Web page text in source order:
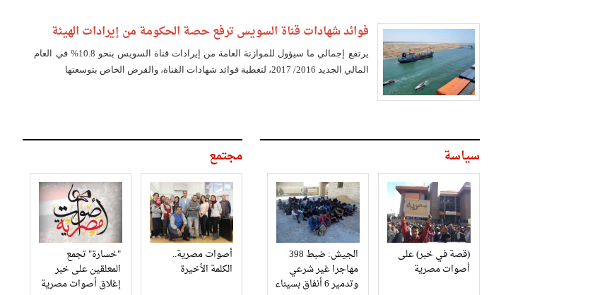
فوائد شهادات قناة السويس ترفع حصة الحكومة من إيرادات الهيئة
يرتفع إجمالي ما سيؤول للموازنة العامة من إيرادات قناة السويس بنحو 10.8% في العام
المالي الجديد 2016/ 2017، لتغطية فوائد شهادات القناة، والقرض الخاص بتوسعتها
سياسة
(قصة في خبر) على
أصوات مصرية
الجيش: ضبط 398
مهاجرا غير شرعي
وتدمير 6 أنفاق بسيناء
مجتمع
أصوات مصرية..
الكلمة الأخيرة
"خسارة" تجمع
المعلقين على خبر
إغلاق أصوات مصرية